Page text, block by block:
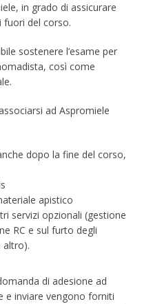
in grado di assicurare
fuori del corso.
sostenere l’esame per
così come
ad Aspromiele
dopo la fine del corso,
apistico
servizi opzionali (gestione
RC e sul furto degli
altro).
di adesione ad
e inviare vengono forniti